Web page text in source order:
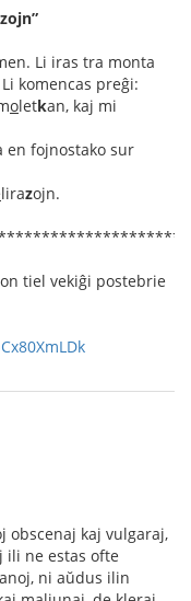
Li iras tra monta
komencas preĝi:
oletkan, kaj mi
en fojnostako sur
lirazojn.
tiel vekiĝi postebrie
obscenaj kaj vulgaraj,
ili ne estas ofte
ni aŭdus ilin